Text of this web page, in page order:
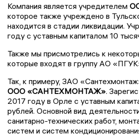
Компания является учредителем
которое также учреждено в
находится в стадии ликвидации.
году с уставным капиталом 10
Также мы присмотрелись к
которые входят в группу АО
Так, к примеру, ЗАО
ООО «САНТЕХМОНТАЖ».
2017 году в Орле с уставным
рублей. Основной вид
санитарно-технических работ,
систем и систем